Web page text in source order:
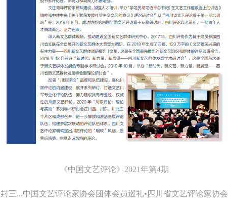
《中国文艺评论》2021年第4期
封三...中国文艺评论家协会团体会员巡礼•四川省文艺评论家协会